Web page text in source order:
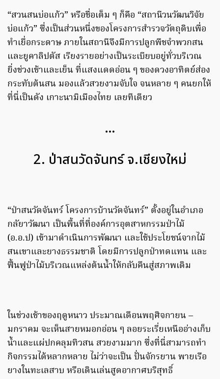
“สวนสนบ่อแก้ว” หรือชื่อเต็ม ๆ ก็คือ “สถานีวนวัฒนวิจัย
บ่อแก้ว” ซึ่งเป็นส่วนหนึ่งของโครงการสำรวจวัตถุดิบเพื่อ
ทำเยื่อกระดาษ ภายในสถานีจึงมีการปลูกพืชจำพวกสน
และยูคาลิปตัส เรียงรายอย่างเป็นระเบียบอยู่ทั่วบริเวณ
ยิ่งช่วงเช้าและเย็น ที่แสงแดดอ่อน ๆ ของดวงอาทิตย์ส่อง
กระทับต้นสน มองแล้วสวยงามจับใจ จนหลาย ๆ คนยกให้
ที่นี่เป็นดัง เกาะนามิเมืองไทย เลยทีเดียว
…
2. ป่าสนวัดจันทร์ จ.เชียงใหม่
“ป่าสนวัดจันทร์ โครงการบ้านวัดจันทร์” ตั้งอยู่ในอำเภอ
กลัยาวัฒนา เป็นพื้นที่ที่องค์การอุตสาหกรรมป่าไม้
(อ.อ.ป) เข้ามาดำเนินการพัฒนา และใช้ประโยชน์จากไม้
สนเขาและยางธรรมชาติ โดยมีการปลูกป่าทดแทน และ
ฟื้นฟูป่าไม้บริเวณแหล่งต้นน้ำให้กลับคืนสู่สภาพเดิม
ในช่วงเช้าของฤดูหนาว ประมาณเดือนพฤศิจกายน –
มกราคม จะเห็นสายหมอกอ่อน ๆ ลอยระเรี่ยเหนืออ่างเก็บ
น้ำและแผ่ปกคลุมทิวสน สวยงามมาก ซึ่งที่นี่สามารถทำ
กิจกรรมได้หลากหลาย ไม่ว่าจะเป็น ปั่นจักรยาน พายเรือ
ยางในทะเลสาบ หรือเดินเล่นสูดอากาศบริสุทธิ์